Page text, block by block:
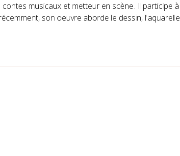
musicaux et metteur en scène. Il
son oeuvre aborde le dessin,